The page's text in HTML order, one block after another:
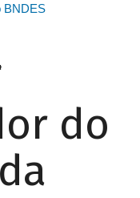
BNDES
do